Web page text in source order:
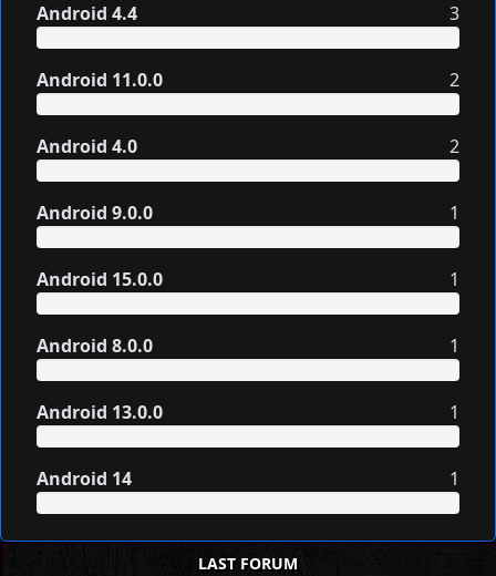
Android 4.4 3
Android 11.0.0 2
Android 4.0 2
Android 9.0.0 1
Android 15.0.0 1
Android 8.0.0 1
Android 13.0.0 1
Android 14 1
LAST FORUM